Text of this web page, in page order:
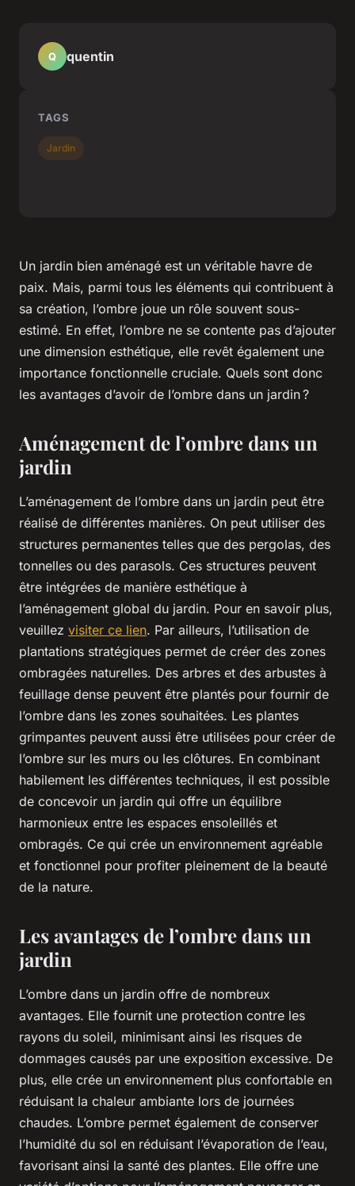
Un jardin bien aménagé est un véritable havre de
paix. Mais, parmi tous les éléments qui contribuent à
sa création, l’ombre joue un rôle souvent sous-
estimé. En effet, l’ombre ne se contente pas d’ajouter
une dimension esthétique, elle revêt également une
importance fonctionnelle cruciale. Quels sont donc
les avantages d’avoir de l’ombre dans un jardin ?
Aménagement de l’ombre dans un
jardin
L’aménagement de l’ombre dans un jardin peut être
réalisé de différentes manières. On peut utiliser des
structures permanentes telles que des pergolas, des
tonnelles ou des parasols. Ces structures peuvent
être intégrées de manière esthétique à
l’aménagement global du jardin. Pour en savoir plus,
veuillez visiter ce lien. Par ailleurs, l’utilisation de
plantations stratégiques permet de créer des zones
ombragées naturelles. Des arbres et des arbustes à
feuillage dense peuvent être plantés pour fournir de
l’ombre dans les zones souhaitées. Les plantes
grimpantes peuvent aussi être utilisées pour créer de
l’ombre sur les murs ou les clôtures. En combinant
habilement les différentes techniques, il est possible
de concevoir un jardin qui offre un équilibre
harmonieux entre les espaces ensoleillés et
ombragés. Ce qui crée un environnement agréable
et fonctionnel pour profiter pleinement de la beauté
de la nature.
Les avantages de l’ombre dans un
jardin
L’ombre dans un jardin offre de nombreux
avantages. Elle fournit une protection contre les
rayons du soleil, minimisant ainsi les risques de
dommages causés par une exposition excessive. De
plus, elle crée un environnement plus confortable en
réduisant la chaleur ambiante lors de journées
chaudes. L’ombre permet également de conserver
l’humidité du sol en réduisant l’évaporation de l’eau,
favorisant ainsi la santé des plantes. Elle offre une
Q quentin
TAGS
Jardin